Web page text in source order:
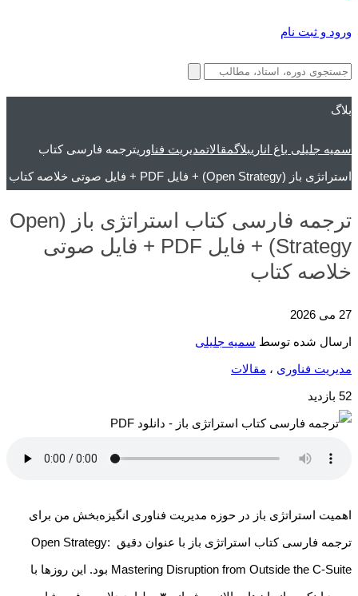
ورود و ثبت نام
بلاگ
سمیه جلیلی باغ اناریبلاگمقالاتمدیریت فناوریترجمه فارسی کتاب
استراتژی باز (Open Strategy) + فایل PDF + فایل صوتی خلاصه کتاب
ترجمه فارسی کتاب استراتژی باز (Open
Strategy) + فایل PDF + فایل صوتی
خلاصه کتاب
27 می 2026
ارسال شده توسط سمیه جلیلی
مدیریت فناوری ، مقالات
52 بازدید
اهمیت استراتژی باز در حوزه مدیریت فناوری انگیزه‌بخش من برای
ترجمه فارسی کتاب استراتژی باز با عنوان دقیق Open Strategy:
Mastering Disruption from Outside the C-Suite بود. این روزها با